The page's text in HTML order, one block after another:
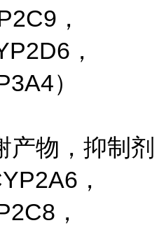
，
，
）
产物，抑制剂
，
，